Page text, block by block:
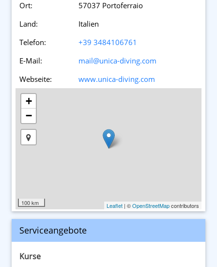
Ort:
57037 Portoferraio
Land:
Italien
Telefon:
+39 3484106761
E-Mail:
mail@unica-diving.com
Webseite:
www.unica-diving.com
+
−
100 km Leaflet| ©OpenStreetMapcontributors
Serviceangebote
Kurse